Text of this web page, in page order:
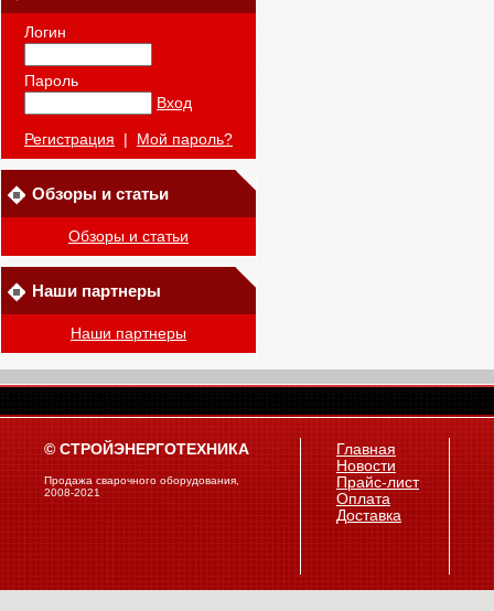
Логин
Пароль
Вход
Регистрация Мой пароль?
Обзоры и статьи
Обзоры и статьи
Наши партнеры
Наши партнеры
© СТРОЙЭНЕРГОТЕХНИКА
Продажа сварочного оборудования,
2008-2021
Главная
Новости
Прайс-лист
Оплата
Доставка